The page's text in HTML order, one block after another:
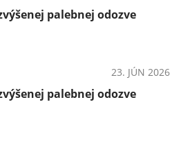
palebnej odozve
23. JÚN 2026
palebnej odozve